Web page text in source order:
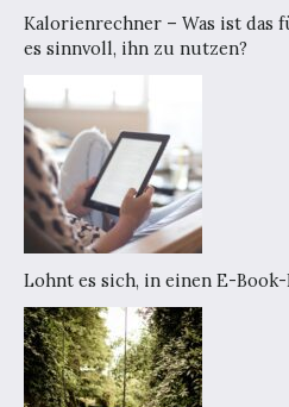
Kalorienrechner – Was ist das
es sinnvoll, ihn zu nutzen?
Lohnt es sich, in einen E-